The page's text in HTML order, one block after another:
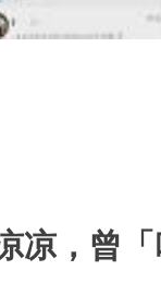
凉，曾